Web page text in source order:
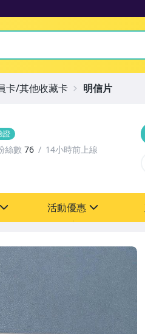
證
絲數 76
14小時前上線
活動優惠
卡/其他收藏卡 明信片